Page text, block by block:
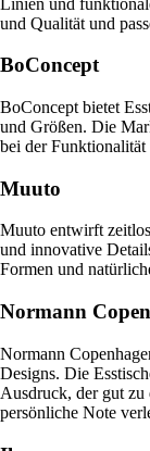
und Qualität und
BoConcept
BoConcept bietet
und Größen. Die
bei der
Muuto
Muuto entwirft
und innovative
Formen und
Normann
Normann
Designs. Die
Ausdruck, der gut zu
persönliche Note